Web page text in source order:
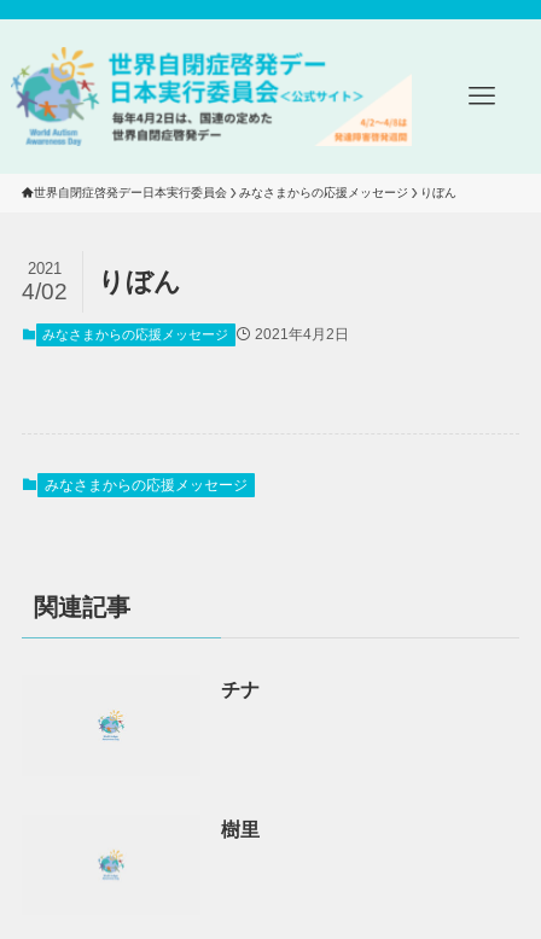
世界自閉症啓発デー日本実行委員会 みなさまからの応援メッセージ りぼん
りぼん
2021
4/02
みなさまからの応援メッセージ 2021年4月2日
みなさまからの応援メッセージ
関連記事
チナ
樹里